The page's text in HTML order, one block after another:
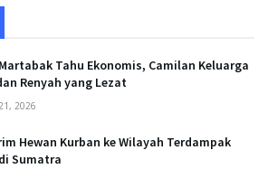
Tahu Ekonomis, Camilan Keluarga
Renyah yang Lezat
2026
Hewan Kurban ke Wilayah Terdampak
Sumatra